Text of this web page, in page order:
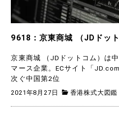
9618：京東商城 （JDドット
京東商城 （JDドットコム）は
マース企業。ECサイト「
次ぐ中国第2位
2021年8月27日 香港株式大図鑑